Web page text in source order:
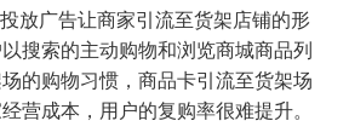
放广告让商家引流至货架店铺的形
搜索的主动购物和浏览商城商品列
的购物习惯，商品卡引流至货架场
营成本，用户的复购率很难提升。